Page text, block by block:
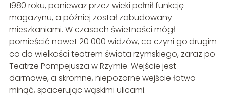
1980 roku, ponieważ przez wieki pełnił funkcję
magazynu, a później został zabudowany
mieszkaniami. W czasach świetności mógł
pomieścić nawet 20 000 widzów, co czyni go drugim
co do wielkości teatrem świata rzymskiego, zaraz po
Teatrze Pompejusza w Rzymie. Wejście jest
darmowe, a skromne, niepozorne wejście łatwo
minąć, spacerując wąskimi ulicami.